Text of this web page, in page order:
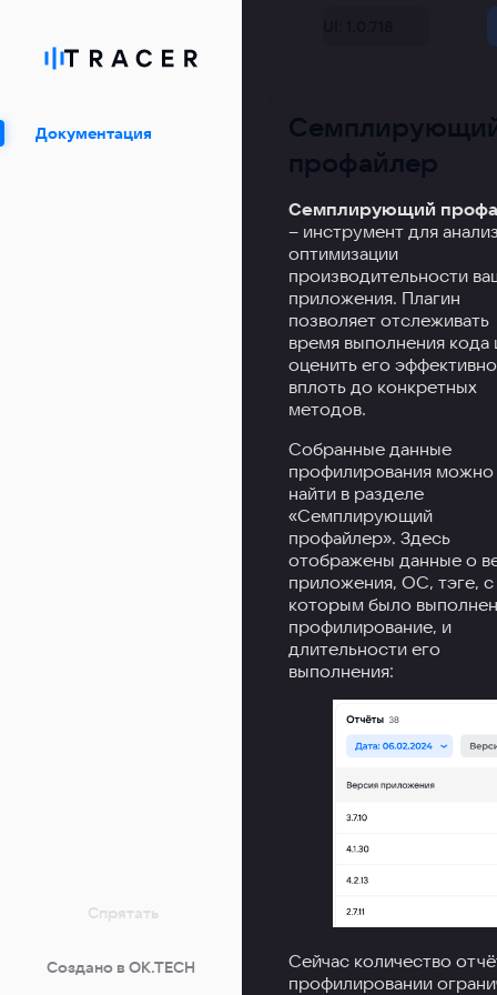
Документация
Спрятать
Создано в OK.TECH
профайлер
Семплирующий
– инструмент для
оптимизации
производительности
приложения. Плагин
позволяет отслеживать
время выполнения кода
оценить его
вплоть до конкретных
методов.
Собранные данные
профилирования можно
найти в разделе
«Семплирующий
профайлер». Здесь
отображены данные о
приложения, ОС, тэге, с
которым было
профилирование, и
длительности его
выполнения:
Сейчас количество
профилировании